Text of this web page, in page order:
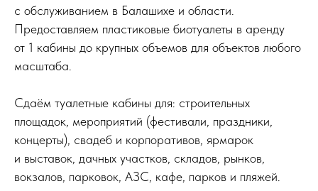
с обслуживанием в Балашихе и области.
Предоставляем пластиковые биотуалеты в аренду
от 1 кабины до крупных объемов для объектов любого
масштаба.
Сдаём туалетные кабины для: строительных
площадок, мероприятий (фестивали, праздники,
концерты), свадеб и корпоративов, ярмарок
и выставок, дачных участков, складов, рынков,
вокзалов, парковок, АЗС, кафе, парков и пляжей.
Кафе, парки и пляжи